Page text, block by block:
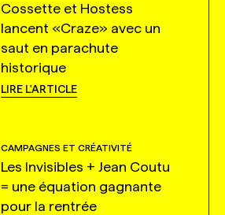
Cossette et Hostess
lancent «Craze» avec un
saut en parachute
historique
LIRE L'ARTICLE
CAMPAGNES ET CRÉATIVITÉ
Les Invisibles + Jean Coutu
= une équation gagnante
pour la rentrée